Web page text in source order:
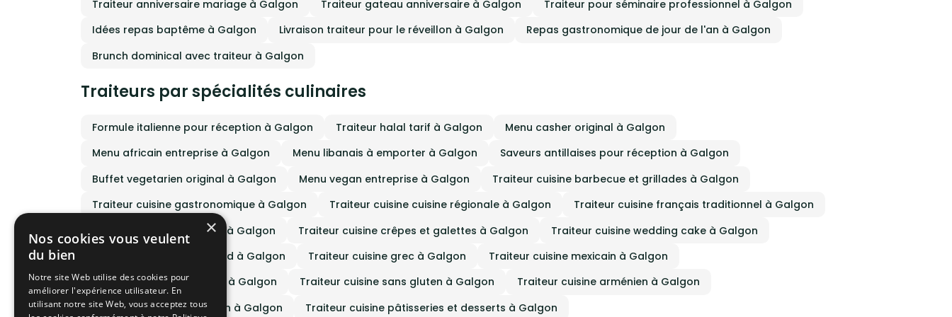
stress, afin que vous puissiez profiter
accompagnement personnalisé, dès le
engagement Parce que la confiance passe
aussi par les saveurs, nous vous
proposons une dégustation personnalisée
avant toute validation définitive. Ce
découvrir notre cuisine, d’affiner vos choix
sera à la hauteur de vos attentes le jour J.
Une prise en charge globale et attentive
Event prend entièrement les rênes de votre
personnel de service, coordination sur
place : tout est pensé et maîtrisé. Pour un
proposons également les repas des
équipes techniques…), afin que chacun
Traiteur anniversaire mariage à Galgon Traiteur gateau anniversaire à Galgon
Traiteur pour séminaire professionnel à Galgon
Idées repas baptême à Galgon
Livraison traiteur pour le réveillon à Galgon
Repas gastronomique de jour de l'an à Galgon
Brunch dominical avec traiteur à Galgon
Traiteurs par spécialités culinaires
Formule italienne pour réception à Galgon Traiteur halal tarif à Galgon
Menu casher original à Galgon
Menu africain entreprise à Galgon
Menu libanais à emporter à Galgon
Saveurs antillaises pour réception à Galgon
Buffet vegetarien original à Galgon
Menu vegan entreprise à Galgon
Traiteur cuisine barbecue et grillades à Galgon
Traiteur cuisine gastronomique à Galgon
Traiteur cuisine cuisine régionale à Galgon
Traiteur cuisine français traditionnel à Galgon
Traiteur cuisine espagnol à Galgon
Traiteur cuisine crêpes et galettes à Galgon
Traiteur cuisine wedding cake à Galgon
Traiteur cuisine street food à Galgon
Traiteur cuisine grec à Galgon
Traiteur cuisine mexicain à Galgon
Traiteur cuisine portugais à Galgon
Traiteur cuisine sans gluten à Galgon
Traiteur cuisine arménien à Galgon
Traiteur cuisine vietnamien à Galgon
Traiteur cuisine pâtisseries et desserts à Galgon
×
Nos cookies vous veulent
du bien
Notre site Web utilise des cookies pour
améliorer l'expérience utilisateur. En
utilisant notre site Web, vous acceptez tous